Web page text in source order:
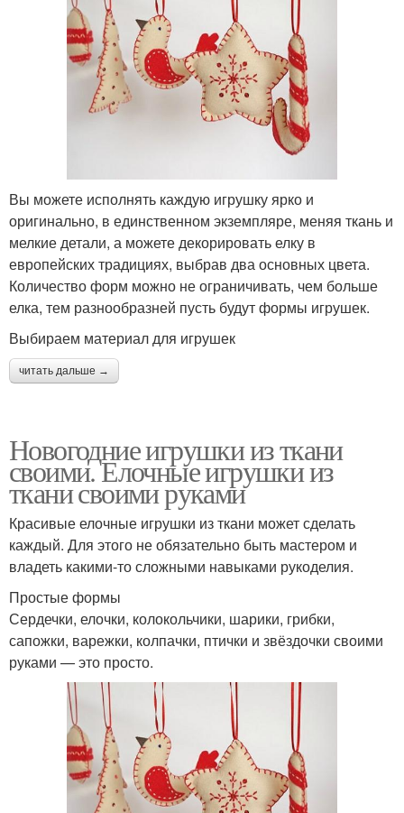
Вы можете исполнять каждую игрушку ярко и
оригинально, в единственном экземпляре, меняя ткань и
мелкие детали, а можете декорировать елку в
европейских традициях, выбрав два основных цвета.
Количество форм можно не ограничивать, чем больше
елка, тем разнообразней пусть будут формы игрушек.
Выбираем материал для игрушек
читать дальше →
Новогодние игрушки из ткани
своими. Елочные игрушки из
ткани своими руками
Красивые елочные игрушки из ткани может сделать
каждый. Для этого не обязательно быть мастером и
владеть какими-то сложными навыками рукоделия.
Простые формы
Сердечки, елочки, колокольчики, шарики, грибки,
сапожки, варежки, колпачки, птички и звёздочки своими
руками — это просто.